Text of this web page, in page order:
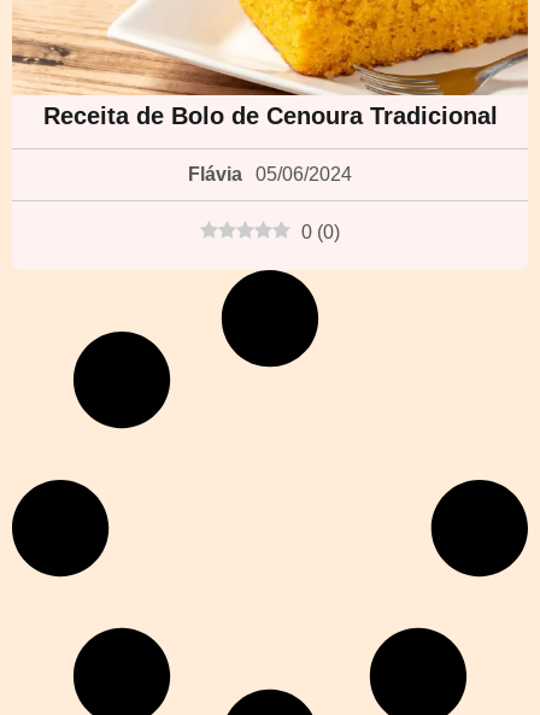
Receita de Bolo de Cenoura Tradicional
Flávia 05/06/2024
0 (0)